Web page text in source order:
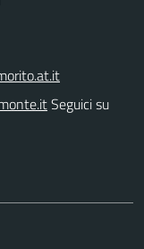
Seguici su